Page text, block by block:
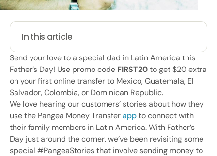
In this article
Send your love to a special dad in Latin America this
Father’s Day! Use promo code FIRST20to get $20 extra
on your first online transfer to Mexico, Guatemala, El
Salvador, Colombia, or Dominican Republic.
We love hearing our customers’ stories about how they
use the Pangea Money Transferappto connect with
their family members in Latin America. With Father’s
Day just around the corner, we’ve been revisiting some
special #PangeaStories that involve sending money to